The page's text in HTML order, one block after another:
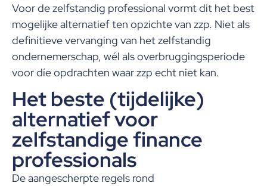
Voor de zelfstandig professional vormt dit het best
mogelijke alternatief ten opzichte van zzp. Niet als
definitieve vervanging van het zelfstandig
ondernemerschap, wél als overbruggingsperiode
voor díe opdrachten waar zzp echt niet kan.
Het beste (tijdelijke)
alternatief voor
zelfstandige finance
professionals
De aangescherpte regels rond